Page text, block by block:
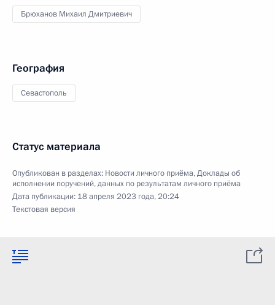
Брюханов Михаил Дмитриевич
География
Севастополь
Статус материала
Опубликован в разделах: Новости личного приёма,Доклады об
исполнении поручений, данных по результатам личного приёма
Дата публикации: 18 апреля 2023 года, 20:24
Текстовая версия